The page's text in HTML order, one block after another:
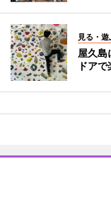
見る・遊
屋久
ドア